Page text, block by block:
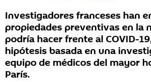
Investigadores franceses han
propiedades preventivas en la
podría hacer frente al COVID-
hipótesis basada en una
equipo de médicos del mayor
París.